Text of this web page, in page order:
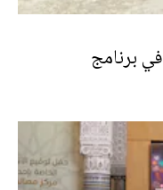
برنامج